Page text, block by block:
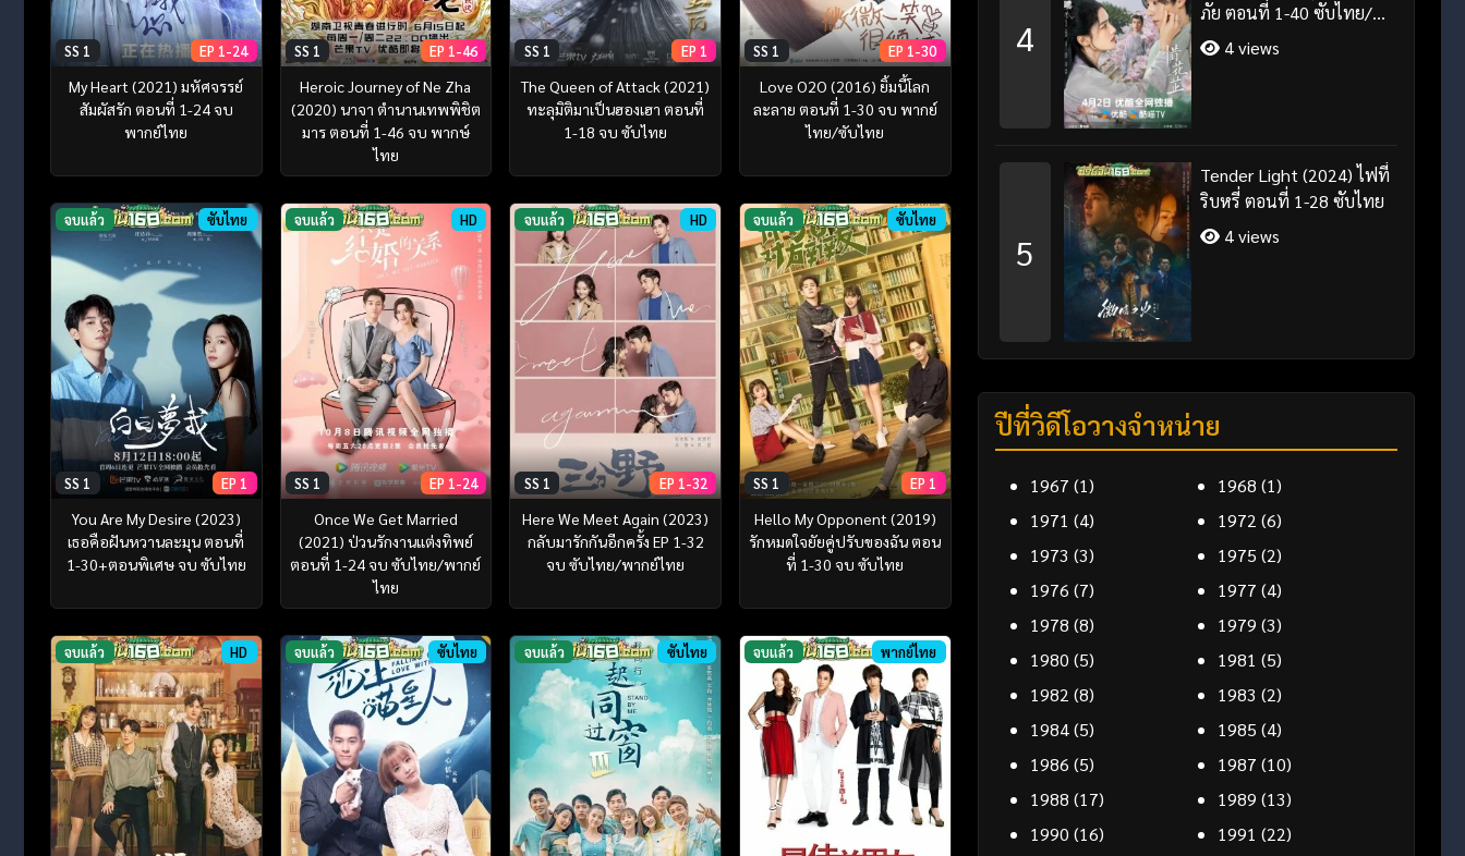
SS 1 EP 1-24
My Heart (2021) มหัศจรรย์
สัมผัสรัก ตอนที่ 1-24 จบ
พากย์ไทย
SS 1 EP 1-46
Heroic Journey of Ne Zha
(2020) นาจา ตำนานเทพพิชิต
มาร ตอนที่ 1-46 จบ พากษ์
ไทย
SS 1 EP 1
The Queen of Attack (2021)
ทะลุมิติมาเป็นฮองเฮา ตอนที่
1-18 จบ ซับไทย
SS 1 EP 1-30
Love O2O (2016) ยิ้มนี้โลก
ละลาย ตอนที่ 1-30 จบ พากย์
ไทย/ซับไทย
จบแล้ว ซับไทย
SS 1 EP 1
You Are My Desire (2023)
เธอคือฝันหวานละมุน ตอนที่
1-30+ตอนพิเศษ จบ ซับไทย
จบแล้ว HD
SS 1 EP 1-24
Once We Get Married
(2021) ป่วนรักงานแต่งทิพย์
ตอนที่ 1-24 จบ ซับไทย/พากย์
ไทย
จบแล้ว HD
SS 1 EP 1-32
Here We Meet Again (2023)
กลับมารักกันอีกครั้ง EP 1-32
จบ ซับไทย/พากย์ไทย
จบแล้ว ซับไทย
SS 1 EP 1
Hello My Opponent (2019)
รักหมดใจยัยคู่ปรับของฉัน ตอน
ที่ 1-30 จบ ซับไทย
จบแล้ว HD จบแล้ว ซับไทย จบแล้ว ซับไทย จบแล้ว พากย์ไทย
4
ภัย ตอนที่ 1-40 ซับไทย/
พากย์ไทย
4 views
5
Tender Light (2024) ไฟที่
ริบหรี่ ตอนที่ 1-28 ซับไทย
4 views
ปีที่วิดีโอวางจำหน่าย
1967 (1) 1968 (1)
1971 (4) 1972 (6)
1973 (3) 1975 (2)
1976 (7) 1977 (4)
1978 (8) 1979 (3)
1980 (5) 1981 (5)
1982 (8) 1983 (2)
1984(5) 1985 (4)
1986 (5) 1987 (10)
1988 (17) 1989 (13)
1990 (16) 1991 (22)